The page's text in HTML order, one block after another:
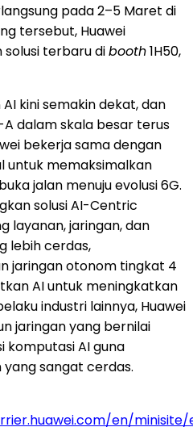
pada 2–5 Maret di
tersebut, Huawei
terbaru dibooth1H50,
kini semakin dekat, dan
dalam skala besar terus
bekerja sama dengan
memaksimalkan
jalan menuju evolusi 6G.
solusi AI-Centric
layanan, jaringan, dan
lebih cerdas,
jaringan otonom tingkat 4
AI untuk meningkatkan
industri lainnya, Huawei
jaringan yang bernilai
komputasi AI guna
sangat cerdas.
en/